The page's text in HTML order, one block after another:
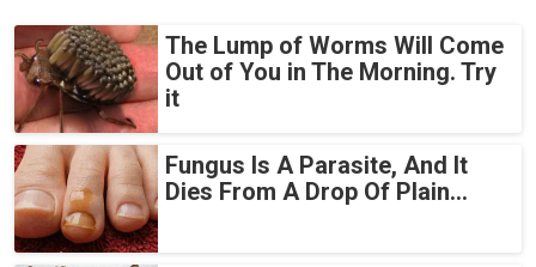
The Lump of Worms Will Come
Out of You in The Morning. Try
it
Fungus Is A Parasite, And It
Dies From A Drop Of Plain...